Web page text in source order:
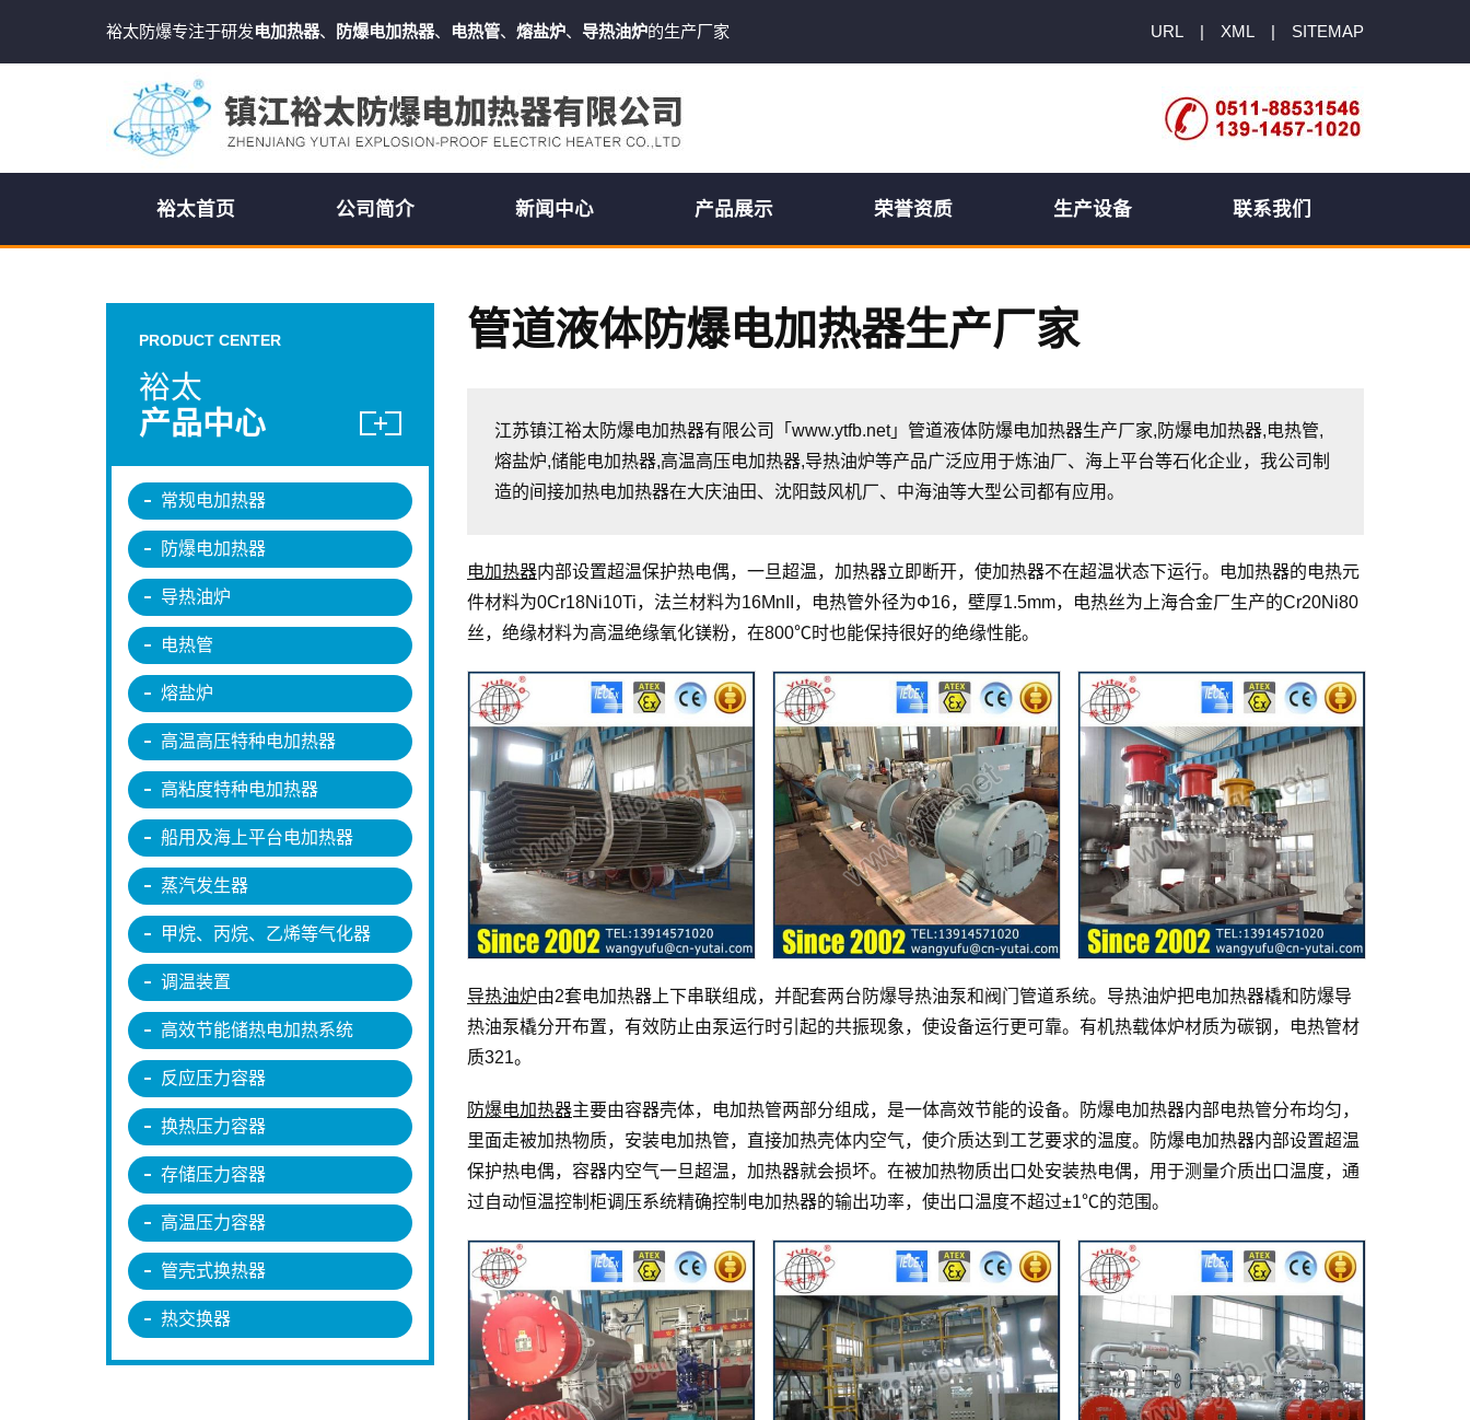
裕太防爆专注于研发电加热器、 防爆电加热器、 电热管、 熔盐炉、 导热油炉的生产厂家 URL | XML | SITEMAP
裕太首页 公司简介 新闻中心 产品展示 荣誉资质 生产设备 联系我们
管道液体防爆电加热器生产厂家
江苏镇江裕太防爆电加热器有限公司「www.ytfb.net」管道液体防爆电加热器生产厂家,防爆电加热器,电热管,
熔盐炉,储能电加热器,高温高压电加热器,导热油炉等产品广泛应用于炼油厂、海上平台等石化企业，我公司制
造的间接加热电加热器在大庆油田、沈阳鼓风机厂、中海油等大型公司都有应用。
电加热器内部设置超温保护热电偶，一旦超温，加热器立即断开，使加热器不在超温状态下运行。电加热器的电热元
件材料为0Cr18Ni10Ti，法兰材料为16MnII，电热管外径为Φ16，壁厚1.5mm，电热丝为上海合金厂生产的Cr20Ni80
丝，绝缘材料为高温绝缘氧化镁粉，在800℃时也能保持很好的绝缘性能。
导热油炉由2套电加热器上下串联组成，并配套两台防爆导热油泵和阀门管道系统。导热油炉把电加热器橇和防爆导
热油泵橇分开布置，有效防止由泵运行时引起的共振现象，使设备运行更可靠。有机热载体炉材质为碳钢，电热管材
质321。
防爆电加热器主要由容器壳体，电加热管两部分组成，是一体高效节能的设备。防爆电加热器内部电热管分布均匀，
里面走被加热物质，安装电加热管，直接加热壳体内空气，使介质达到工艺要求的温度。防爆电加热器内部设置超温
保护热电偶，容器内空气一旦超温，加热器就会损坏。在被加热物质出口处安装热电偶，用于测量介质出口温度，通
过自动恒温控制柜调压系统精确控制电加热器的输出功率，使出口温度不超过±1℃的范围。
PRODUCT CENTER
裕太
产品中心
常规电加热器
防爆电加热器
导热油炉
电热管
熔盐炉
高温高压特种电加热器
高粘度特种电加热器
船用及海上平台电加热器
蒸汽发生器
甲烷、丙烷、乙烯等气化器
调温装置
高效节能储热电加热系统
反应压力容器
换热压力容器
存储压力容器
高温压力容器
管壳式换热器
热交换器